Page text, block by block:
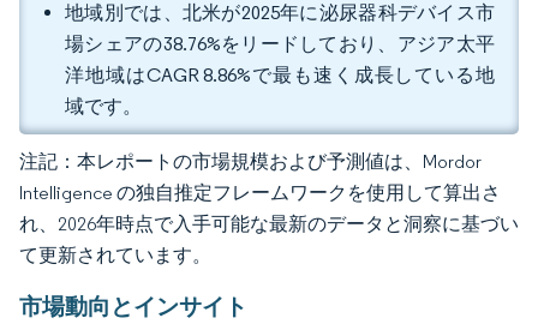
地域別では、北米が2025年に泌尿器科デバイス市
場シェアの38.76%をリードしており、アジア太平
洋地域はCAGR 8.86%で最も速く成長している地
域です。
注記：本レポートの市場規模および予測値は、Mordor
Intelligence の独自推定フレームワークを使用して算出さ
れ、2026年時点で入手可能な最新のデータと洞察に基づい
て更新されています。
市場動向とインサイト